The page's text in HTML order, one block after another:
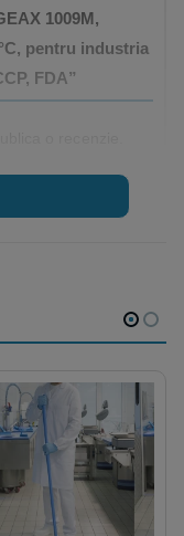
in stare buna,
de suprafata si
cont de forma,
in autoclave
în concentrații,
Asigurați-vă că
de
se usucă pentru a
1009M,
pentru industria
FDA”